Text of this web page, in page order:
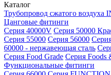
Каталог
Трубопровод сжатого воздуха
Цанговые фитинги
Серия 40000V Серия 50000
Серия 55000 Серия 56000
60000 - нержавеющая сталь
Серия Food Grade Серия Foods
Функциональные фитинги